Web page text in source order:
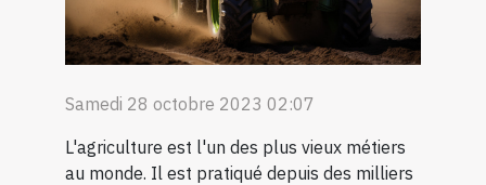
Samedi 28 octobre 2023 02:07
L'agriculture est l'un des plus vieux métiers
au monde. Il est pratiqué depuis des milliers